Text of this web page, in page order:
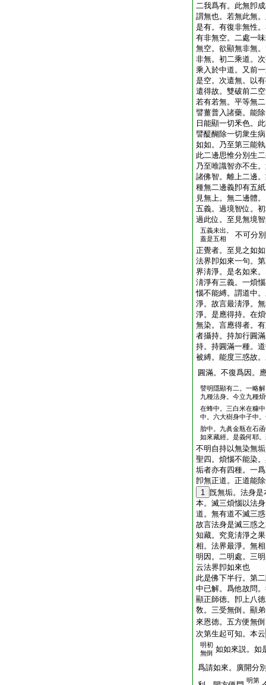
二我爲有。此無卽
謂無也。若無此無
是有。有復非無性
有非無空。二處一
無空。欲顯無非無
非無。初二乘道。
乘入於中道。又前
是空。次遣無。以
遣得故。雙破前二
若有若無。平等無
譬薑普入諸藥。能
日能顯一切釆色。
譬醍醐除一切衆生
如如。乃至第三能
此二邊思惟分別生
乃至唯識智亦不生
諸佛智。離上二邊
種無二邊義卽有五
見無上。無二邊體
五義。過境智位。
過此位。至見無境
五義未出。
蓋是五相
不可分
正覺者。至見之如
法界卽如來一句。
界淸淨。是名如來
淸淨有三義。一煩
惱不能縛。謂道中
淨。故言最淸淨。
淨。是應得持。在
無染。言應得者。
者攝持。持加行圓
持。持圓滿一種。
被縛。能度三惑故
圓滿。不復爲因。
譬明隱顯有二。一略
九種法身。今立九種
在蜂中。三白米在糠
中。六大樹身中子中
胎中。九眞金瓶在石
如來藏經。是義何耶
不明自持以無染無
聖四。煩惱不能染
垢者亦有四種。一
卽無正道。正道能
1 旣無垢。法身
本。滅三煩惱以法
道。無有道不滅三
故言法身是滅三惑
知藏。究竟淸淨之
相。法界最淨。無
明因。二明處。三
云法界卽如來也
此是佛下半行。第
中已解。爲他故問
顯正師徳。卽上八
敎。三受無倒。顯
來恩徳。五方便無
次第生起可知。本云
明初
無倒 如如來説。如
爲請如來。廣開分
明第